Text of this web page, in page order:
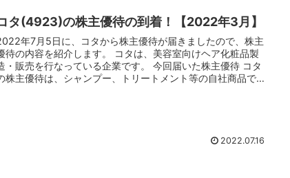
タ(4923)の株主優待の到着！【2022年3月】
年7月5日に、コタから株主優待が届きましたので、株主
待の内容を紹介します。 コタは、美容室向けヘア化粧品製
・販売を行なっている企業です。 今回届いた株主優待 コタ
株主優待は、シャンプー、トリートメント等の自社商品で
2022.07.16